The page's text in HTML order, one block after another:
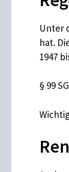
Unter
hat.
1947
§ 99